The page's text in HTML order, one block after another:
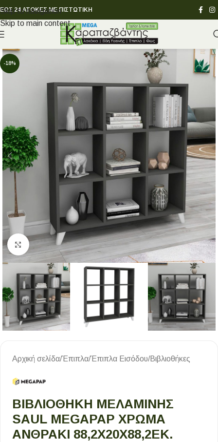
Skip to navigation
Skip to main content
ΕΩΣ 24 ΑΤΟΚΕΣ ΜΕ ΠΙΣΤΩΤΙΚΗ
-18%
Κλικ για μεγέθυνση
Αρχική σελίδα/Έπιπλα/Έπιπλα Εισόδου/Βιβλιοθήκες
ΒΙΒΛΙΟΘΉΚΗ ΜΕΛΑΜΊΝΗΣ
SAUL MEGAPAP ΧΡΏΜΑ
ΑΝΘΡΑΚΊ 88,2X20X88,2ΕΚ.